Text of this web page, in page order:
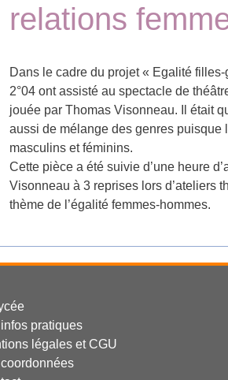
relations
Dans le cadre du projet « Egalité
2°04 ont assisté au spectacle de
jouée par Thomas Visonneau. Il était
aussi de mélange des genres
masculins et féminins.
Cette pièce a été suivie d’une heure
Visonneau à 3 reprises lors d’ateliers
thème de l’égalité femmes-hommes.
infos pratiques
légales et CGU
coordonnées